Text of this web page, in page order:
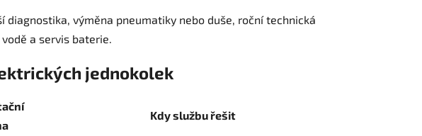
výměna pneumatiky nebo duše, roční technická
a servis baterie.
jednokolek
Kdy službu řešit